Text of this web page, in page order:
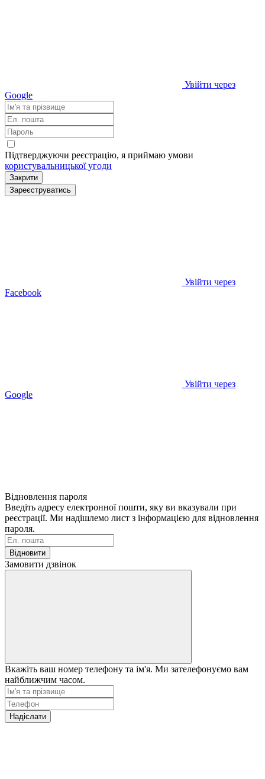
Увійти через
Google
Підтверджуючи реєстрацію, я приймаю умови
користувальницької угоди
Закрити
Зареєструватись
Увійти через
Facebook
Увійти через
Google
Відновлення пароля
Введіть адресу електронної пошти, яку ви вказували при
реєстрації. Ми надішлемо лист з інформацією для відновлення
пароля.
Відновити
Замовити дзвінок
Вкажіть ваш номер телефону та ім'я. Ми зателефонуємо вам
найближчим часом.
Надіслати